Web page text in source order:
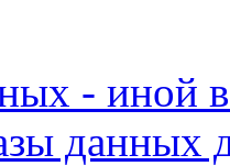
- иной
данных